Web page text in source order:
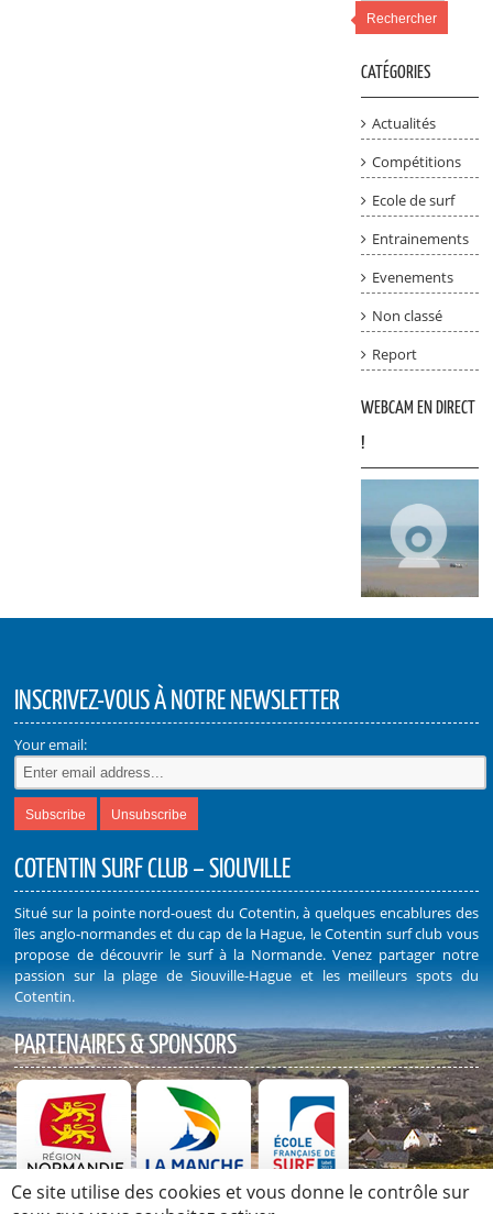
Rechercher
CATÉGORIES
Actualités
Compétitions
Ecole de surf
Entrainements
Evenements
Non classé
Report
WEBCAM EN DIRECT
!
INSCRIVEZ-VOUS À NOTRE NEWSLETTER
Your email:
COTENTIN SURF CLUB – SIOUVILLE
Situé sur la pointe nord-ouest du Cotentin, à quelques encablures des
îles anglo-normandes et du cap de la Hague, le Cotentin surf club vous
propose de découvrir le surf à la Normande. Venez partager notre
passion sur la plage de Siouville-Hague et les meilleurs spots du
Cotentin.
PARTENAIRES & SPONSORS
Découvrez nos Partenaires et Sponsors
Ce site utilise des cookies et vous donne le contrôle sur